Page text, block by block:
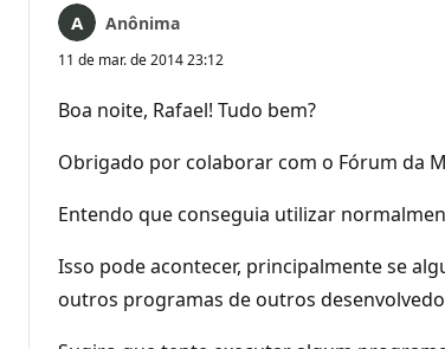
Anônima
11 de mar. de 2014 23:12
Boa noite, Rafael! Tudo bem?
Obrigado por colaborar com o Fórum da
Entendo que conseguia utilizar
Isso pode acontecer, principalmente se
outros programas de outros